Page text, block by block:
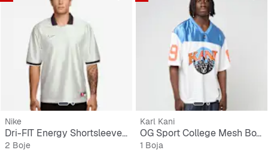
Nike
Dri-FIT Energy Shortsleeve Top
2 Boje
Karl Kani
OG Sport College Mesh Boxy Football Jersey
1 Boja